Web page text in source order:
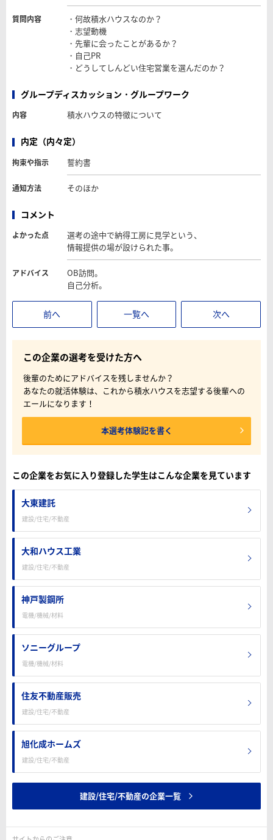
質問内容
・何故積水ハウスなのか？
・志望動機
・先輩に会ったことがあるか？
・自己PR
・どうしてしんどい住宅営業を選んだのか？
グループディスカッション・グループワーク
内容 積水ハウスの特徴について
内定（内々定）
拘束や指示 誓約書
通知方法 そのほか
コメント
よかった点
選考の途中で納得工房に見学という、
情報提供の場が設けられた事。
アドバイス
OB訪問。
自己分析。
前へ 一覧へ 次へ
この企業の選考を受けた方へ
後輩のためにアドバイスを残しませんか？
あなたの就活体験は、これから積水ハウスを志望する後輩への
エールになります！
本選考体験記を書く
この企業をお気に入り登録した学生はこんな企業を見ています
大東建託
建設/住宅/不動産
大和ハウス工業
建設/住宅/不動産
神戸製鋼所
電機/機械/材料
ソニーグループ
電機/機械/材料
住友不動産販売
建設/住宅/不動産
旭化成ホームズ
建設/住宅/不動産
建設/住宅/不動産の企業一覧